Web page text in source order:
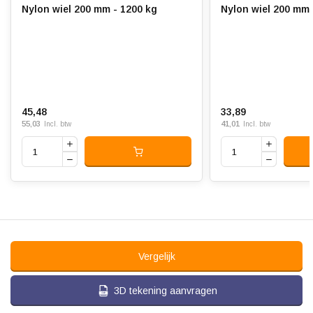
Nylon wiel 200 mm - 1200 kg
45,48
55,03 Incl. btw
Nylon wiel 200 mm
33,89
41,01 Incl. btw
Vergelijk
3D tekening aanvragen